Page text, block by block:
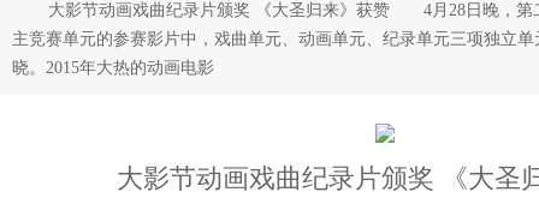
大影节动画戏曲纪录片颁奖 《大圣归来》获赞 4月28日晚，第
主竞赛单元的参赛影片中，戏曲单元、动画单元、纪录单元三项独立
晓。2015年大热的动画电影
大影节动画戏曲纪录片颁奖 《大圣